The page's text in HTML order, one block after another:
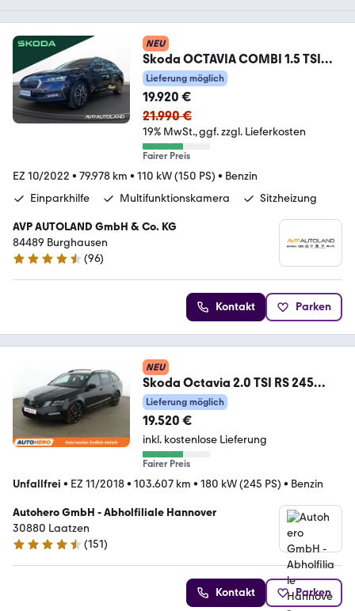
NEU
Skoda OCTAVIA COMBI 1.5 TSI
STYLE | AHK | LED |
Lieferung möglich
19.920 €
21.990 €
19% MwSt. ggf. zzgl. Lieferkosten
Fairer Preis
EZ 10/2022 • 79.978 km • 110 kW (150 PS) • Benzin
Einparkhilfe
Multifunktionskamera Sitzheizung
AVP AUTOLAND GmbH & Co. KG
84489 Burghausen
4.7 Sterne
(96)
Kontakt Parken
NEU
Skoda Octavia 2.0 TSI RS 245
Aut.*LED*NAVI*TEMPO*PDC*
Lieferung möglich
19.520 €
inkl. kostenlose Lieferung
Fairer Preis
Unfallfrei • EZ 11/2018• 103.607 km • 180 kW (245 PS) • Benzin
Autohero GmbH - Abholfiliale Hannover
30880 Laatzen
4.7 Sterne
(151)
Kontakt Parken